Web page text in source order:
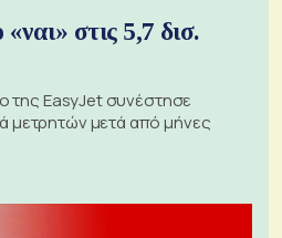
στις 5,7 δισ.
της EasyJet συνέστησε
μετά από μήνες